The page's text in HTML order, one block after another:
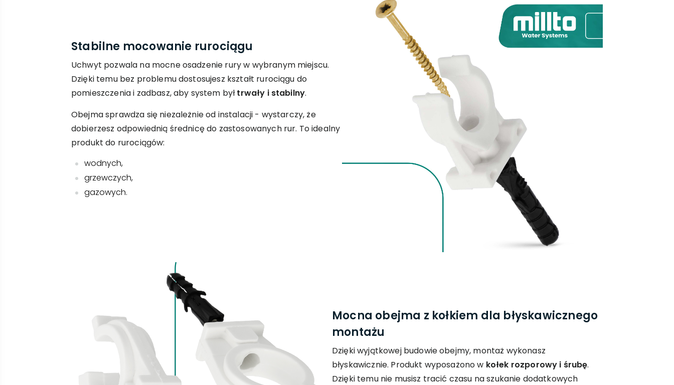
Stabilne mocowanie rurociągu
Uchwyt pozwala na mocne osadzenie rury w wybranym miejscu.
Dzięki temu bez problemu dostosujesz kształt rurociągu do
pomieszczenia i zadbasz, aby system byłtrwały i stabilny.
Obejma sprawdza się niezależnie od instalacji - wystarczy, że
dobierzesz odpowiednią średnicę do zastosowanych rur. To idealny
produkt do rurociągów:
wodnych,
grzewczych,
gazowych.
Mocna obejma z kołkiem dla błyskawicznego
montażu
Dzięki wyjątkowej budowie obejmy, montaż wykonasz
błyskawicznie. Produkt wyposażono w kołek rozporowy i śrubę.
Dzięki temu nie musisz tracić czasu na szukanie dodatkowych